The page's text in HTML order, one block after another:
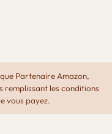
Partenaire Amazon,
remplissant les conditions
vous payez.